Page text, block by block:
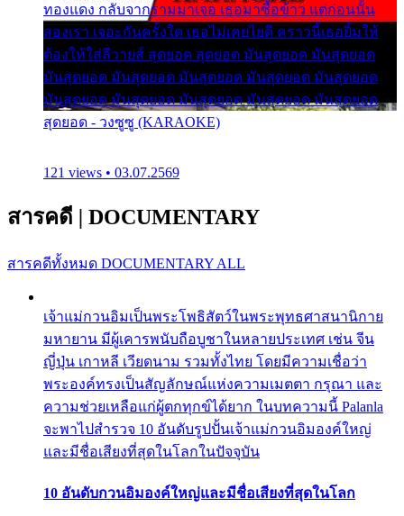
ทองแดง กลับจากรามมาเจอ เธอมาซื้อข้าว แต่ก่อนนั้น
สองเรา เจอะกันครั้งใด เธอไม่เคยไยดี คราวนี้เธอยิ้มให้
ต้องให้ใส่ลีวายส์ สุดยอด สุดยอด มันสุดยอด มันสุดยอด
มันสุดยอด มันสุดยอด มันสุดยอด มันสุดยอด มันสุดยอด
มันสุดยอด มันสุดยอด มันสุดยอด มันสุดยอด มันสุดยอด
สุดยอด - วงซูซู (KARAOKE)
121 views • 03.07.2569
สารคดี | DOCUMENTARY
สารคดีทั้งหมด DOCUMENTARY ALL
เจ้าแม่กวนอิมเป็นพระโพธิสัตว์ในพระพุทธศาสนานิกาย
มหายาน มีผู้เคารพนับถือบูชาในหลายประเทศ เช่น จีน
ญี่ปุ่น เกาหลี เวียดนาม รวมทั้งไทย โดยมีความเชื่อว่า
พระองค์ทรงเป็นสัญลักษณ์แห่งความเมตตา กรุณา และ
ความช่วยเหลือแก่ผู้ตกทุกข์ได้ยาก ในบทความนี้ Palanla
จะพาไปสำรวจ 10 อันดับรูปปั้นเจ้าแม่กวนอิมองค์ใหญ่
และมีชื่อเสียงที่สุดในโลกในปัจจุบัน
10 อันดับกวนอิมองค์ใหญ่และมีชื่อเสียงที่สุดในโลก